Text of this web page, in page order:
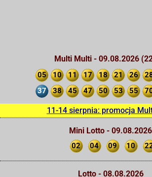
Multi Multi - 09.08.2026
05 10 11 17 18 21 26
37
38 45 47 50 53 55
11-14 sierpnia: promocja
Mini Lotto - 09.08.2026
02 04 09 10
Lotto - 08.08.2026